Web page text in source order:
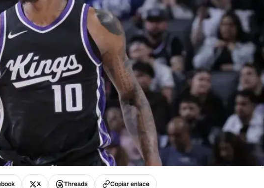
X Threads Copiar enlace